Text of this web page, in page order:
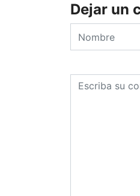
Dejar un